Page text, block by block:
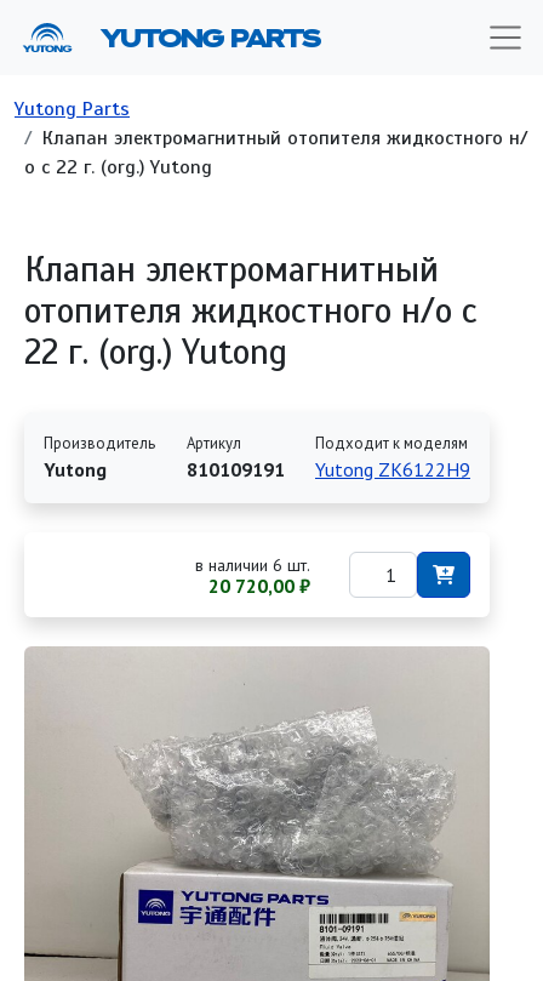
YUTONG PARTS
Строка навигации
Yutong Parts
Клапан электромагнитный отопителя жидкостного н/
о с 22 г. (org.) Yutong
Клапан электромагнитный
отопителя жидкостного н/о с
22 г. (org.) Yutong
Производитель
Yutong
Артикул
810109191
Подходит к моделям
Yutong ZK6122H9
в наличии 6 шт.
20 720,00 ₽